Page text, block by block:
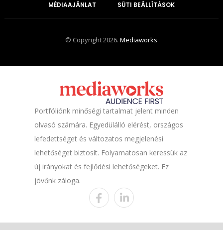
MÉDIAAJÁNLAT SÜTI BEÁLLÍTÁSOK
© Copyright 2026.Mediaworks
Portfóliónk minőségi tartalmat jelent minden
olvasó számára. Egyedülálló elérést, országos
lefedettséget és változatos megjelenési
lehetőséget biztosít. Folyamatosan keressük az
új irányokat és fejlődési lehetőségeket. Ez
jövőnk záloga.